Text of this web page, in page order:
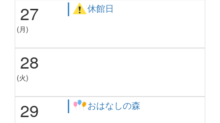
27
(月)
休館日
28
(火)
29 おはなしの森